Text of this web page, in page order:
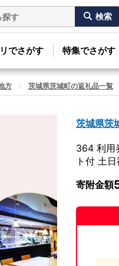
でさがす 特集でさがす
方 茨城県茨城町の返礼品一覧
茨城県茨
364 利用
ト付 土
寄附金額